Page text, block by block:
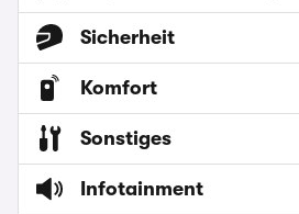
Sicherheit
Komfort
Sonstiges
Infotainment